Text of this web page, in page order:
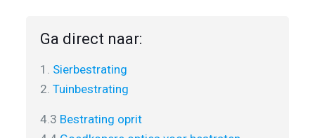
Ga direct naar:
1. Sierbestrating
2. Tuinbestrating
4.3 Bestrating oprit